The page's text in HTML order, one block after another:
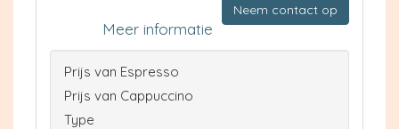
Neem contact op
Meer informatie
Prijs van Espresso
Prijs van Cappuccino
Type